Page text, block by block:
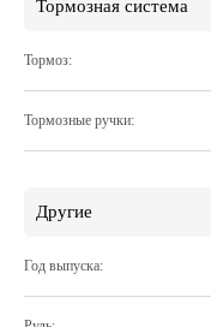
Тормозная система
Тормоз:
Тормозные ручки:
Другие
Год выпуска: